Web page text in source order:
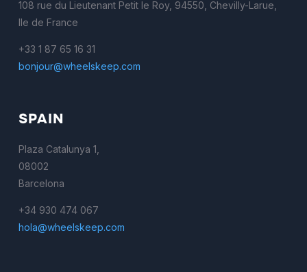
108 rue du Lieutenant Petit le Roy, 94550, Chevilly-Larue,
Ile de France
+33 1 87 65 16 31
bonjour@wheelskeep.com
SPAIN
Plaza Catalunya 1,
08002
Barcelona
+34 930 474 067
hola@wheelskeep.com